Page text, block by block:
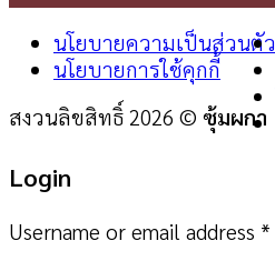
นโยบายความเป็นส่วนตัว
นโยบายการใช้คุกกี้
สงวนลิขสิทธิ์ 2026 © ซุ้มผกา
Login
Username or email address *